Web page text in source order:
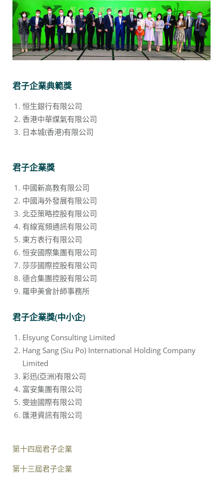
第十四屆君子企業
第十三屆君子企業
君子企業典範獎
恒生銀行有限公司
香港中華煤氣有限公司
日本城(香港)有限公司
君子企業獎
中國新高教有限公司
中國海外發展有限公司
北亞策略控股有限公司
有線寬頻通訊有限公司
東方表行有限公司
恒安國際集團有限公司
莎莎國際控股有限公司
德合集團控股有限公司
羅申美會計師事務所
君子企業獎(中小企)
Elsyung Consulting Limited
Hang Sang (Siu Po) International Holding Company
Limited
彩迅(亞洲)有限公司
富安集團有限公司
雯迪國際有限公司
匯港資訊有限公司